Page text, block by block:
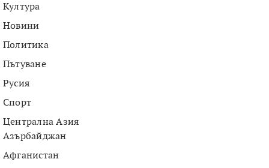
Култура
Новини
Политика
Пътуване
Русия
Спорт
Централна Азия
Азърбайджан
Афганистан